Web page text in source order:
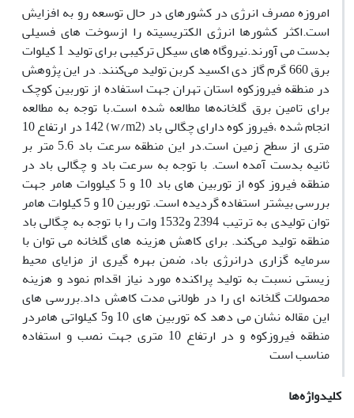
امروزه مصرف انرژی در کشورهای در حال توسعه رو به افزایش
است.اکثر کشور‌ها انرژی الکتریسیته را ازسوخت های فسیلی
بدست می آورند.نیروگاه های سیکل ترکیبی برای تولید 1 کیلوات
برق 660 گرم گاز دی اکسید کربن تولید می‌کنند. در این پژوهش
در منطقه فیروزکوه استان تهران جهت استفاده از توربین کوچک
برای تامین برق گلخانه‌ها مطالعه شده است.با توجه به مطالعه
انجام شده ،فیروز کوه دارای چگالی باد (w/m2) 142 در ارتفاع 10
متری از سطح زمین است.در این منطقه سرعت باد 5.6 متر بر
ثانیه بدست آمده است. با توجه به سرعت باد و چگالی باد در
منطقه فیروز کوه از توربین ‌های باد 10 و 5 کیلووات هامر جهت
بررسی بیشتر استفاده گردیده است. توربین 10 و 5 کیلوات هامر
توان تولیدی به ترتیب 2394 و1532 وات را با توجه به چگالی باد
منطقه تولید می‌کند. برای کاهش هزینه های گلخانه می توان با
سرمایه گزاری درانرژی باد، ضمن بهره گیری از مزایای محیط
زیستی نسبت به تولید پراکنده مورد نیاز اقدام نمود و هزینه
محصولات گلخانه ای را در طولانی مدت کاهش داد.بررسی های
این مقاله نشان می دهد که توربین های 10 و5 کیلواتی هامردر
منطقه فیروزکوه و در ارتفاع 10 متری جهت نصب و استفاده
مناسب است
کلیدواژه‌ها